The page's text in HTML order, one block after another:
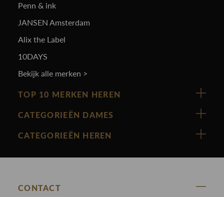
Penn & ink
JANSEN Amsterdam
Alix the Label
10DAYS
Bekijk alle merken >
TOP 10 MERKEN HEREN
Vanguard
Cast Iron
CATEGORIEËN DAMES
Nieuw binnen
Blouses
CATEGORIEËN HEREN
Broeken
CONTACT